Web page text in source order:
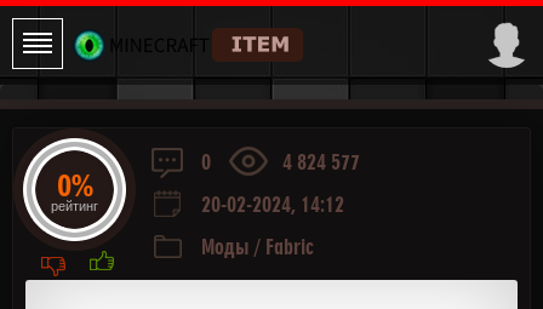
0
4 824 577
20-02-2024, 14:12
Моды / Fabric
0%
рейтинг